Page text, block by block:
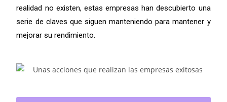
realidad no existen, estas empresas han descubierto una
serie de claves que siguen manteniendo para mantener y
mejorar su rendimiento.